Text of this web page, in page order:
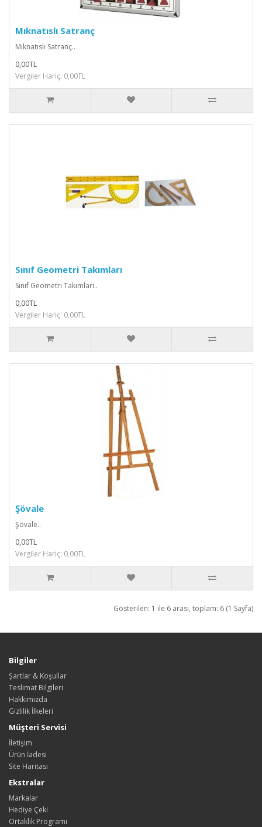
Mıknatıslı Satranç
Mıknatıslı Satranç..
0,00TL
Vergiler Hariç: 0,00TL
Sınıf Geometri Takımları
Sınıf Geometri Takımları..
0,00TL
Vergiler Hariç: 0,00TL
Şövale
Şövale..
0,00TL
Vergiler Hariç: 0,00TL
Gösterilen: 1 ile 6 arası, toplam: 6 (1 Sayfa)
Bilgiler
Şartlar & Koşullar
Teslimat Bilgileri
Hakkımızda
Gizlilik İlkeleri
Müşteri Servisi
İletişim
Ürün İadesi
Site Haritası
Ekstralar
Markalar
Hediye Çeki
Ortaklık Programı